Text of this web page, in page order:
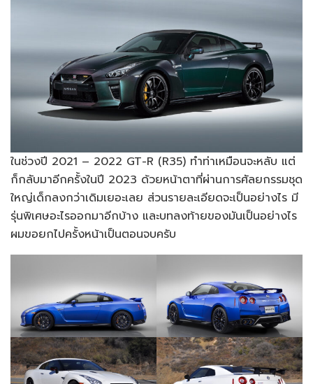
ในช่วงปี 2021 – 2022 GT-R (R35) ทำท่าเหมือนจะหลับ แต่
ก็กลับมาอีกครั้งในปี 2023 ด้วยหน้าตาที่ผ่านการศัลยกรรมชุด
ใหญ่เด็กลงกว่าเดิมเยอะเลย ส่วนรายละเอียดจะเป็นอย่างไร มี
รุ่นพิเศษอะไรออกมาอีกบ้าง และบทลงท้ายของมันเป็นอย่างไร
ผมขอยกไปครั้งหน้าเป็นตอนจบครับ